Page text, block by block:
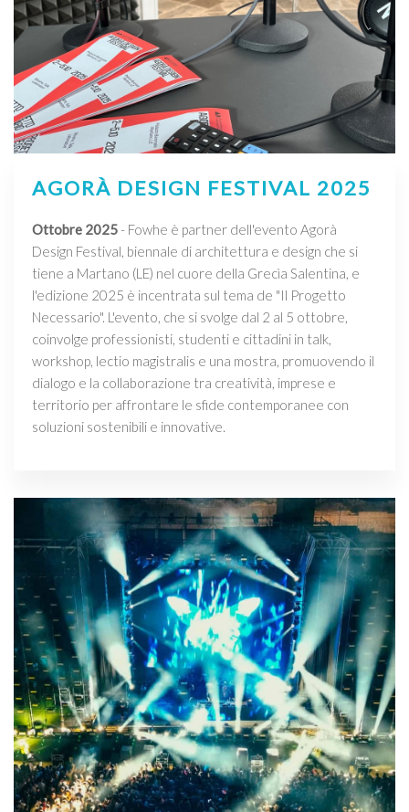
AGORÀ DESIGN FESTIVAL 2025
Ottobre 2025- Fowhe è partner dell'evento Agorà
Design Festival, biennale di architettura e design che si
tiene a Martano (LE) nel cuore della Grecìa Salentina, e
l'edizione 2025 è incentrata sul tema de "Il Progetto
Necessario". L'evento, che si svolge dal 2 al 5 ottobre,
coinvolge professionisti, studenti e cittadini in talk,
workshop, lectio magistralis e una mostra, promuovendo il
dialogo e la collaborazione tra creatività, imprese e
territorio per affrontare le sfide contemporanee con
soluzioni sostenibili e innovative.